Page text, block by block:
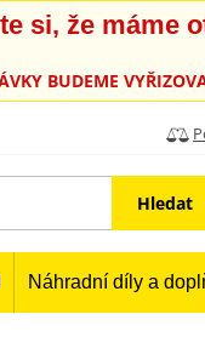
si, že máme
BUDEME
Hledat
Náhradní díly a